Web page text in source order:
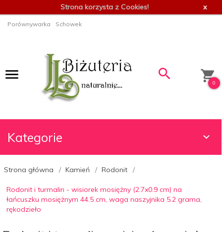
Strona korzysta z Cookies! x
Porównywarka Schowek
0
Kategorie
Strona główna Kamień Rodonit
Rodonit i turmalin - wisiorek mosiężny (2.7x0.9 cm) na
łańcuszku mosiężnym 44.5 cm, waga naszyjnika 5.2 grama,
rękodzieło